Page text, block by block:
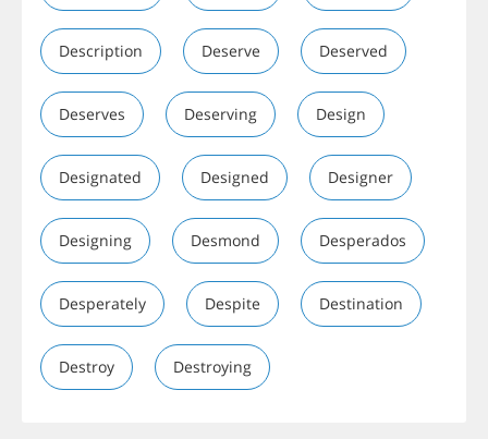
Description Deserve Deserved
Deserves Deserving Design
Designated Designed Designer
Designing Desmond Desperados
Desperately Despite Destination
Destroy Destroying